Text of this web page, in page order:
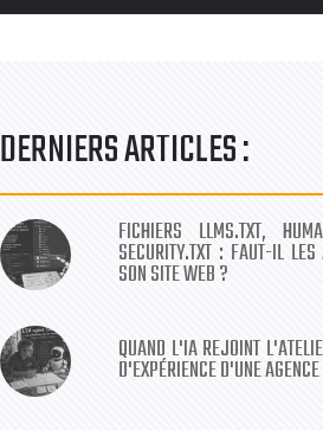
DERNIERS ARTICLES :
FICHIERS LLMS.TXT,
SECURITY.TXT : FAUT-IL
SON SITE WEB ?
QUAND L'IA REJOINT
D'EXPÉRIENCE D'UNE